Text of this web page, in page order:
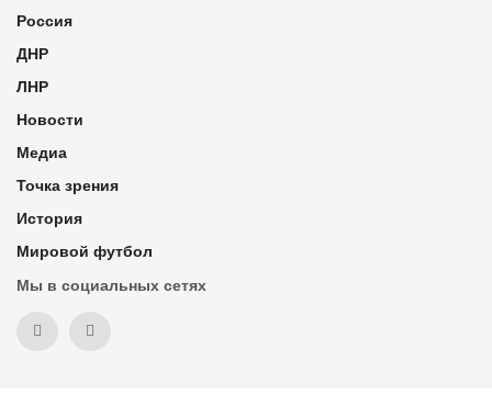
Россия
ДНР
ЛНР
Новости
Медиа
Точка зрения
История
Мировой футбол
Мы в социальных сетях